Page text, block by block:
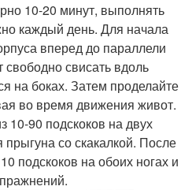
10-20 минут, выполнять
каждый день. Для начала
вперед до параллели
свисать вдоль
на боках. Затем проделайте
во время движения живот.
10-90 подскоков на двух
со скакалкой. После
подскоков на обоих ногах и